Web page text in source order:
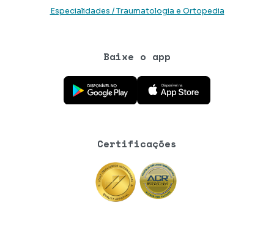
Especialidades / Traumatologia e Ortopedia
Baixe o app
Baixe o aplicativo na Google Play Store
Baixe o aplicativo na App Store
Certificações